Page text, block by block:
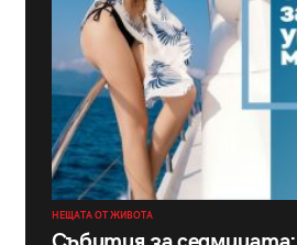
НЕЩАТА ОТ ЖИВОТА